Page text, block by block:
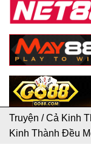
Truyện /Cả Kinh
Kinh Thành Đều